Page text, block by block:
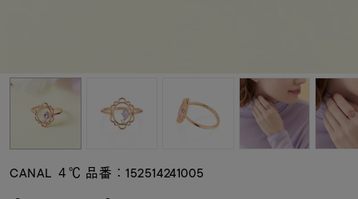
誕生石
CANAL ４℃ 品番：152514241005